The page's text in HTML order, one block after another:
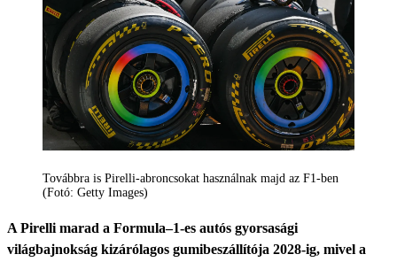
Továbbra is Pirelli-abroncsokat használnak majd az F1-ben
(Fotó: Getty Images)
A Pirelli marad a Formula–1-es autós gyorsasági
világbajnokság kizárólagos gumibeszállítója 2028-ig, mivel a